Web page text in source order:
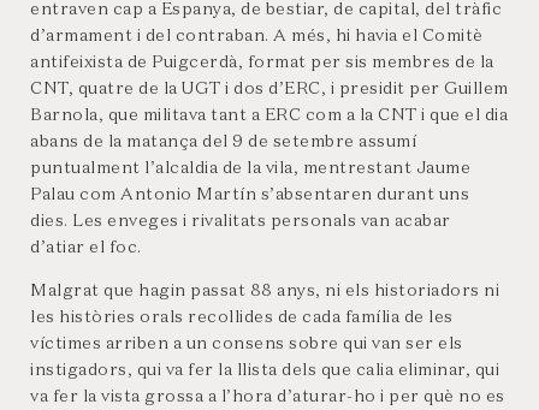
entraven cap a Espanya, de bestiar, de capital, del tràfic
d’armament i del contraban. A més, hi havia el Comitè
antifeixista de Puigcerdà, format per sis membres de la
CNT, quatre de la UGT i dos d’ERC, i presidit per Guillem
Barnola, que militava tant a ERC com a la CNT i que el dia
abans de la matança del 9 de setembre assumí
puntualment l’alcaldia de la vila, mentrestant Jaume
Palau com Antonio Martín s’absentaren durant uns
dies. Les enveges i rivalitats personals van acabar
d’atiar el foc.
Malgrat que hagin passat 88 anys, ni els historiadors ni
les històries orals recollides de cada família de les
víctimes arriben a un consens sobre qui van ser els
instigadors, qui va fer la llista dels que calia eliminar, qui
va fer la vista grossa a l’hora d’aturar-ho i per què no es